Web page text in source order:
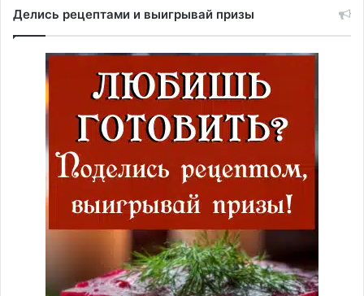
Делись рецептами и выигрывай призы